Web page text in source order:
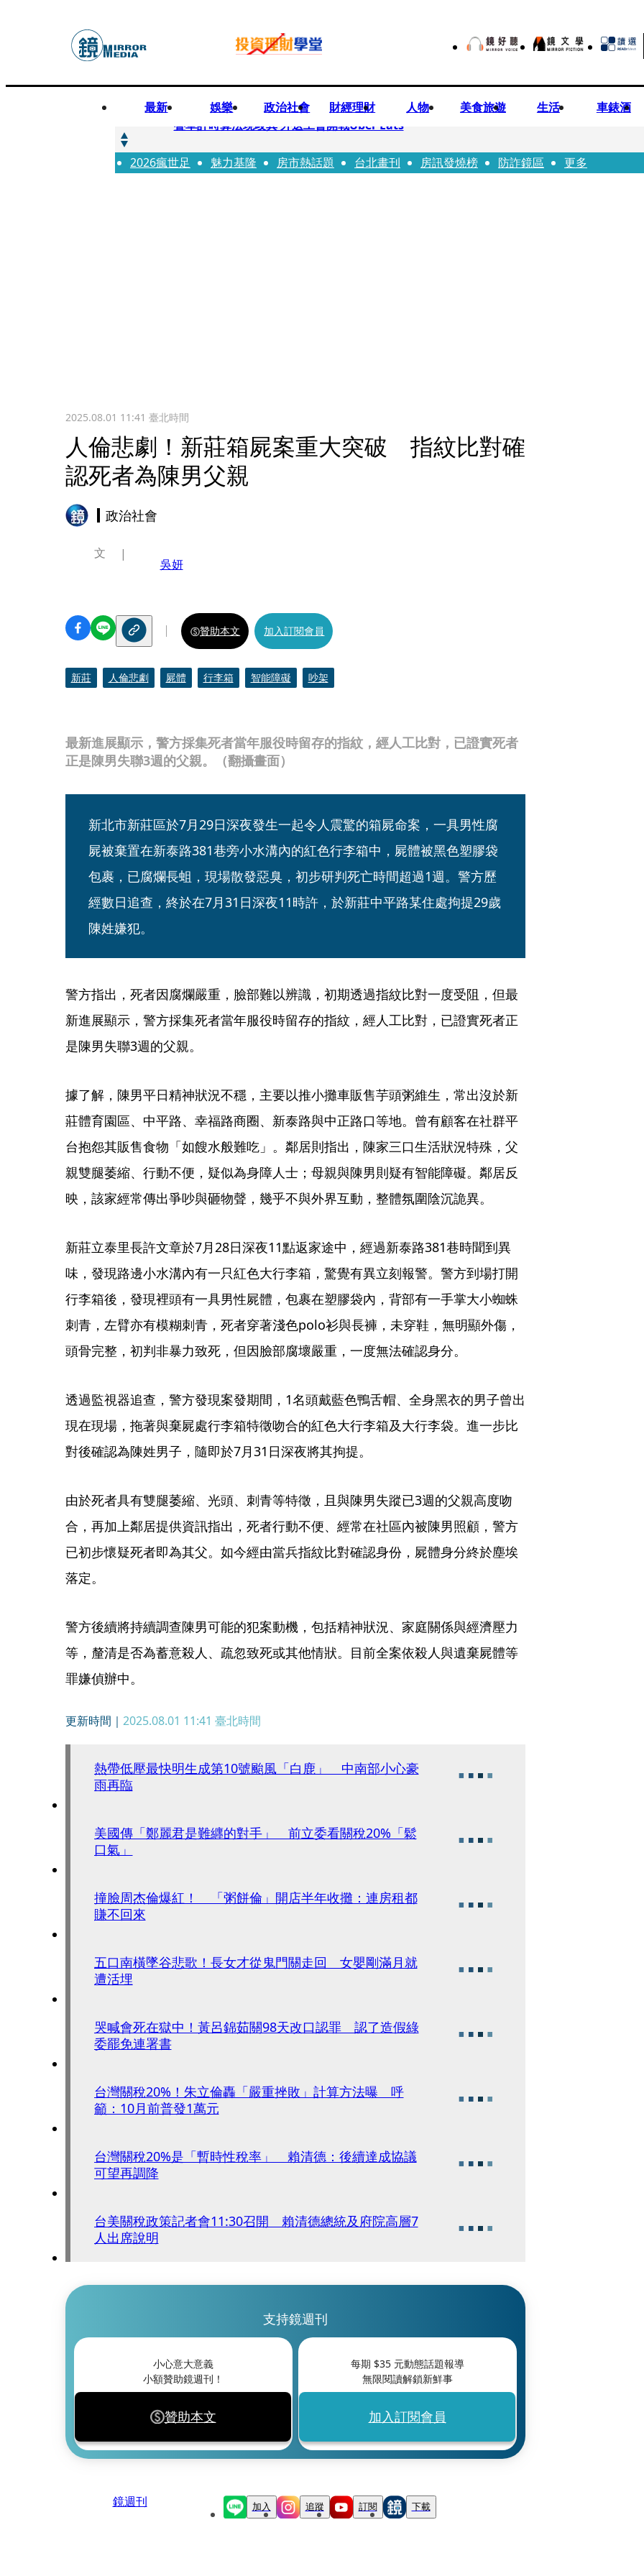
最新 娛樂 政治社會 財經理財 人物 美食旅遊 生活 車錶酒
快訊
疊單計時算法現歧異 外送工會開戰Uber Eats
快訊
靚時尚／大丈夫當如是 Multifaceted Manhood
2026瘋世足 魅力基隆 房市熱話題 台北畫刊 房訊發燒榜 防詐鏡區 更多
2025.08.01 11:41 臺北時間
人倫悲劇！新莊箱屍案重大突破 指紋比對確
認死者為陳男父親
政治社會
最新進展顯示，警方採集死者當年服役時留存的指紋，經人工比對，已證實死者
正是陳男失聯3週的父親。（翻攝畫面）
文
吳妍
贊助本文 加入訂閱會員
新莊 人倫悲劇 屍體 行李箱 智能障礙 吵架
新北市新莊區於7月29日深夜發生一起令人震驚的箱屍命案，一具男性腐
屍被棄置在新泰路381巷旁小水溝內的紅色行李箱中，屍體被黑色塑膠袋
包裹，已腐爛長蛆，現場散發惡臭，初步研判死亡時間超過1週。警方歷
經數日追查，終於在7月31日深夜11時許，於新莊中平路某住處拘提29歲
陳姓嫌犯。
警方指出，死者因腐爛嚴重，臉部難以辨識，初期透過指紋比對一度受阻，但最
新進展顯示，警方採集死者當年服役時留存的指紋，經人工比對，已證實死者正
是陳男失聯3週的父親。
據了解，陳男平日精神狀況不穩，主要以推小攤車販售芋頭粥維生，常出沒於新
莊體育園區、中平路、幸福路商圈、新泰路與中正路口等地。曾有顧客在社群平
台抱怨其販售食物「如餿水般難吃」。鄰居則指出，陳家三口生活狀況特殊，父
親雙腿萎縮、行動不便，疑似為身障人士；母親與陳男則疑有智能障礙。鄰居反
映，該家經常傳出爭吵與砸物聲，幾乎不與外界互動，整體氛圍陰沉詭異。
新莊立泰里長許文章於7月28日深夜11點返家途中，經過新泰路381巷時聞到異
味，發現路邊小水溝內有一只紅色大行李箱，驚覺有異立刻報警。警方到場打開
行李箱後，發現裡頭有一具男性屍體，包裹在塑膠袋內，背部有一手掌大小蜘蛛
刺青，左臂亦有模糊刺青，死者穿著淺色polo衫與長褲，未穿鞋，無明顯外傷，
頭骨完整，初判非暴力致死，但因臉部腐壞嚴重，一度無法確認身分。
透過監視器追查，警方發現案發期間，1名頭戴藍色鴨舌帽、全身黑衣的男子曾出
現在現場，拖著與棄屍處行李箱特徵吻合的紅色大行李箱及大行李袋。進一步比
對後確認為陳姓男子，隨即於7月31日深夜將其拘提。
由於死者具有雙腿萎縮、光頭、刺青等特徵，且與陳男失蹤已3週的父親高度吻
合，再加上鄰居提供資訊指出，死者行動不便、經常在社區內被陳男照顧，警方
已初步懷疑死者即為其父。如今經由當兵指紋比對確認身份，屍體身分終於塵埃
落定。
警方後續將持續調查陳男可能的犯案動機，包括精神狀況、家庭關係與經濟壓力
等，釐清是否為蓄意殺人、疏忽致死或其他情狀。目前全案依殺人與遺棄屍體等
罪嫌偵辦中。
更新時間｜ 2025.08.01 11:41 臺北時間
熱帶低壓最快明生成第10號颱風「白鹿」 中南部小心豪
雨再臨
美國傳「鄭麗君是難纒的對手」 前立委看關稅20%「鬆
口氣」
撞臉周杰倫爆紅！ 「粥餅倫」開店半年收攤：連房租都
賺不回來
五口南橫墜谷悲歌！長女才從鬼門關走回 女嬰剛滿月就
遭活埋
哭喊會死在獄中！黃呂錦茹關98天改口認罪 認了造假綠
委罷免連署書
台灣關稅20%！朱立倫轟「嚴重挫敗」計算方法曝 呼
籲：10月前普發1萬元
台灣關稅20%是「暫時性稅率」 賴清德：後續達成協議
可望再調降
台美關稅政策記者會11:30召開 賴清德總統及府院高層7
人出席說明
支持鏡週刊
小心意大意義
小額贊助鏡週刊！
贊助本文
每期 $35元動態話題報導
無限閱讀解鎖新鮮事
加入訂閱會員
鏡週刊 加入 追蹤 訂閱 下載